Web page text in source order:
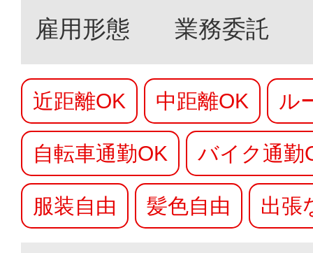
雇用形態
業務委託
近距離OK 中距離OK ル
自転車通勤OK バイク通勤
服装自由 髪色自由 出張